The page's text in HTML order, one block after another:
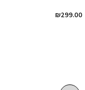
₪299.00